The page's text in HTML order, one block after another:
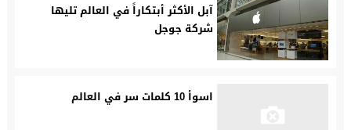
آبل الأكثر أبتكاراً في العالم تليها
شركة جوجل
اسوأ 10 كلمات سر في العالم